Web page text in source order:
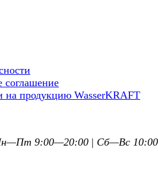
соглашение
на продукцию WasserKRAFT
9:00—20:00 | Сб—Вс